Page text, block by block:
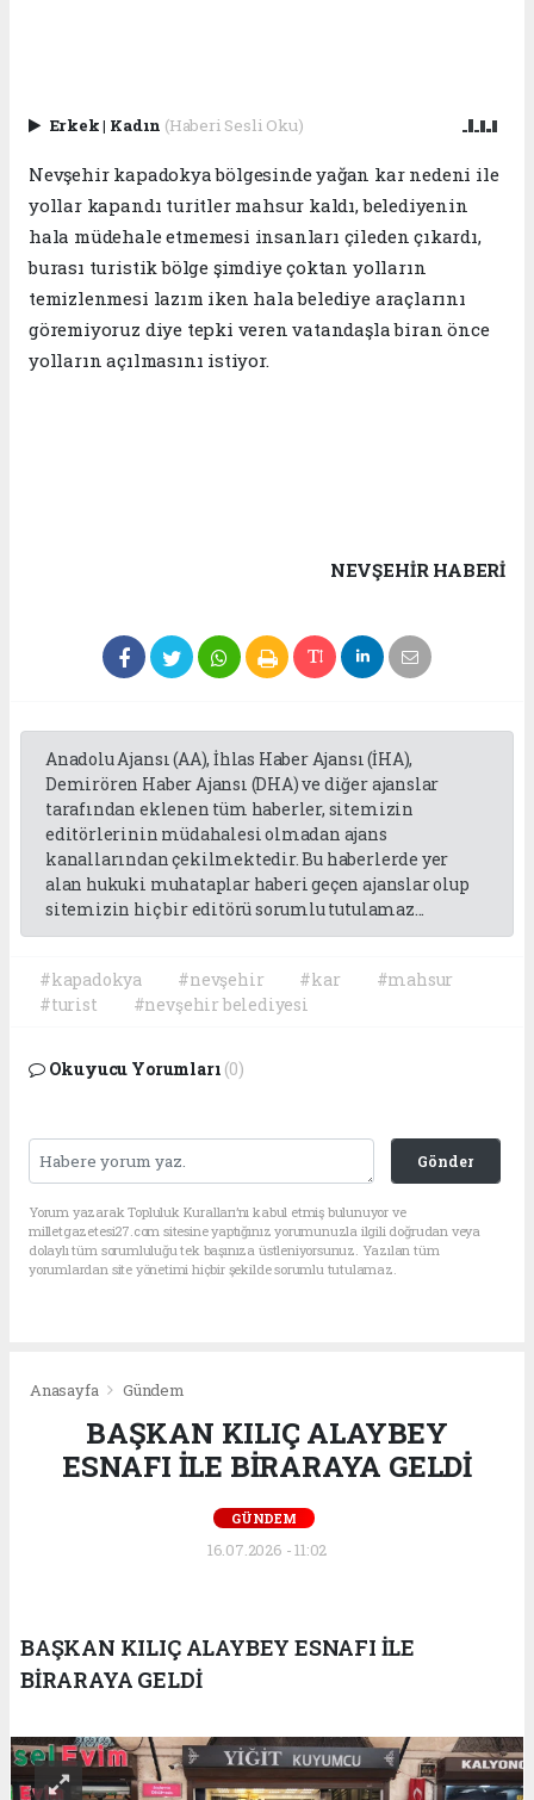
Erkek| Kadın (Haberi Sesli Oku)
Nevşehir kapadokya bölgesinde yağan kar nedeni ile
yollar kapandı turitler mahsur kaldı, belediyenin
hala müdehale etmemesi insanları çileden çıkardı,
burası turistik bölge şimdiye çoktan yolların
temizlenmesi lazım iken hala belediye araçlarını
göremiyoruz diye tepki veren vatandaşla biran önce
yolların açılmasını istiyor.
NEVŞEHIR HABERİ
Anadolu Ajansı (AA), İhlas Haber Ajansı (İHA),
Demirören Haber Ajansı (DHA) ve diğer ajanslar
tarafından eklenen tüm haberler, sitemizin
editörlerinin müdahalesi olmadan ajans
kanallarından çekilmektedir. Bu haberlerde yer
alan hukuki muhataplar haberi geçen ajanslar olup
sitemizin hiç bir editörü sorumlu tutulamaz...
#kapadokya #nevşehir #kar
#mahsur
#turist
#nevşehir belediyesi
Okuyucu Yorumları (0)
Gönder
Yorum yazarak Topluluk Kuralları’nı kabul etmiş bulunuyor ve
milletgazetesi27.com sitesine yaptığınız yorumunuzla ilgili doğrudan veya
dolaylı tüm sorumluluğu tek başınıza üstleniyorsunuz. Yazılan tüm
yorumlardan site yönetimi hiçbir şekilde sorumlu tutulamaz.
Anasayfa Gündem
BAŞKAN KILIÇ ALAYBEY
ESNAFI İLE BİRARAYA GELDİ
GÜNDEM
16.07.2026 - 11:02
BAŞKAN KILIÇ ALAYBEY ESNAFI İLE
BİRARAYA GELDİ